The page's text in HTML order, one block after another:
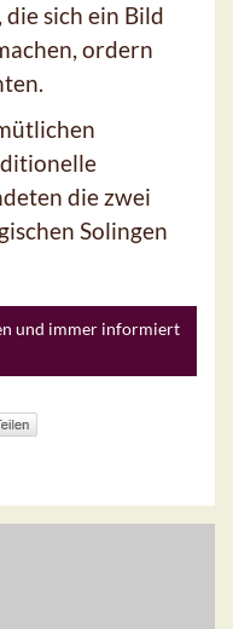
sich ein Bild
ordern
die zwei
Solingen
und immer informiert